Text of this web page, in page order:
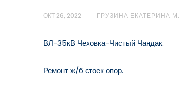
ОКТ 26, 2022 ГРУЗИНА ЕКАТЕРИНА М.
ВЛ-35кВ Чеховка-Чистый Чандак.
Ремонт ж/б стоек опор.